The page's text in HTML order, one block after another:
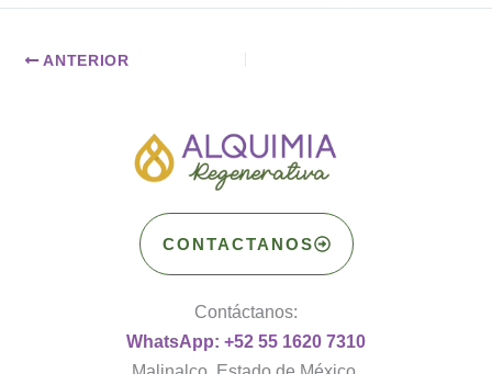
ANTERIOR
CONTACTANOS
Contáctanos:
WhatsApp: +52 55 1620 7310